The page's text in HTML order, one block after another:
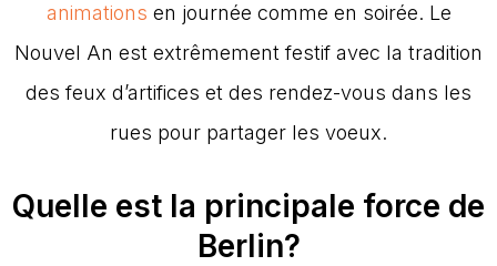
animations en journée comme en soirée. Le
Nouvel An est extrêmement festif avec la tradition
des feux d’artifices et des rendez-vous dans les
rues pour partager les voeux.
Quelle est la principale force de
Berlin?